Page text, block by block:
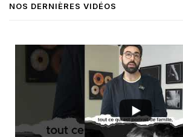
NOS DERNIÈRES VIDÉOS